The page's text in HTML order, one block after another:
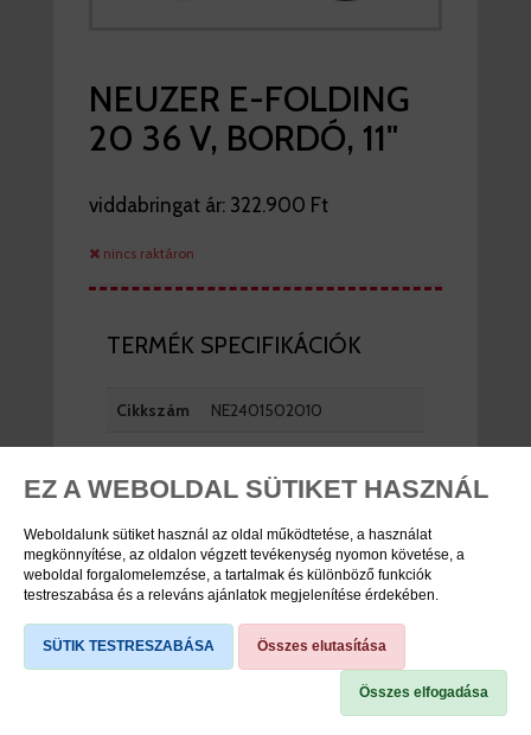
EZ A WEBOLDAL SÜTIKET HASZNÁL
Weboldalunk sütiket használ az oldal működtetése, a használat
megkönnyítése, az oldalon végzett tevékenység nyomon követése, a
weboldal forgalomelemzése, a tartalmak és különböző funkciók
testreszabása és a releváns ajánlatok megjelenítése érdekében.
SÜTIK TESTRESZABÁSA Összes elutasítása
Összes elfogadása
NEUZER E-FOLDING
20 36 V, BORDÓ, 11"
viddabringat ár: 322.900 Ft
nincs raktáron
TERMÉK SPECIFIKÁCIÓK
Cikkszám NE2401502010
Márka Neuzer
TERMÉK LEÍRÁS
VÁZ/FRAME: ALUMÍNIUM NAGY
TEHERBÍRÁSÚ/EXTRA DURABLE ALLOY
VILLA/FORK: MEREV ALU 20" /RIGID ALLOY